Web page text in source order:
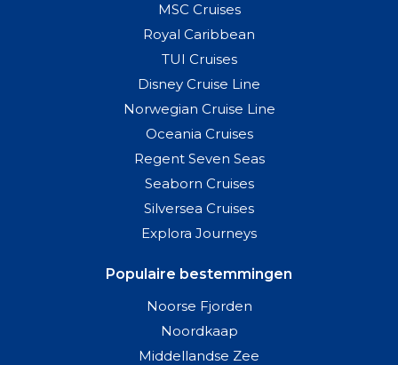
MSC Cruises
Royal Caribbean
TUI Cruises
Disney Cruise Line
Norwegian Cruise Line
Oceania Cruises
Regent Seven Seas
Seaborn Cruises
Silversea Cruises
Explora Journeys
Populaire bestemmingen
Noorse Fjorden
Noordkaap
Middellandse Zee